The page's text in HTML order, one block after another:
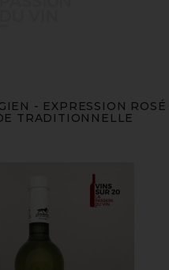
- EXPRESSION ROSÉ
TRADITIONNELLE